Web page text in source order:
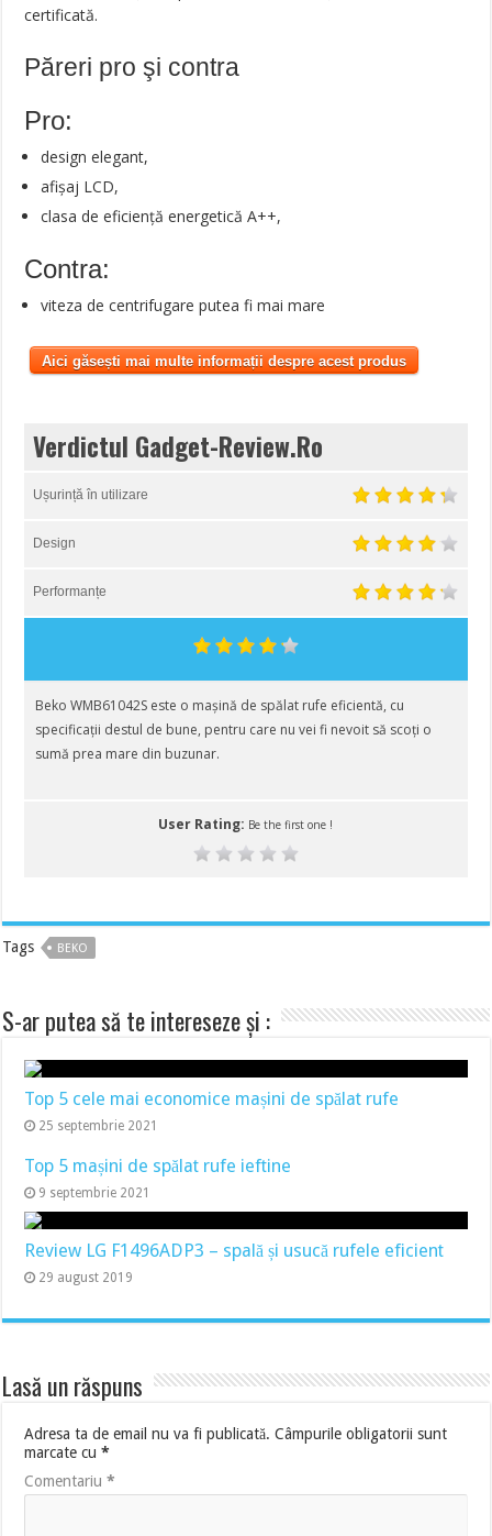
certificată.
Păreri pro şi contra
Pro:
design elegant,
afișaj LCD,
clasa de eficiență energetică A++,
Contra:
viteza de centrifugare putea fi mai mare
Aici găsești mai multe informații despre acest produs
Verdictul Gadget-Review.Ro
Ușurință în utilizare
Design
Performanțe
Beko WMB61042S este o mașină de spălat rufe eficientă, cu
specificații destul de bune, pentru care nu vei fi nevoit să scoți o
sumă prea mare din buzunar.
User Rating: Be the first one !
Tags BEKO
S-ar putea să te intereseze și :
Top 5 cele mai economice mașini de spălat rufe
25 septembrie 2021
Top 5 mașini de spălat rufe ieftine
9 septembrie 2021
Review LG F1496ADP3 – spală și usucă rufele eficient
29 august 2019
Lasă un răspuns
Adresa ta de email nu va fi publicată. Câmpurile obligatorii sunt
marcate cu*
Comentariu*